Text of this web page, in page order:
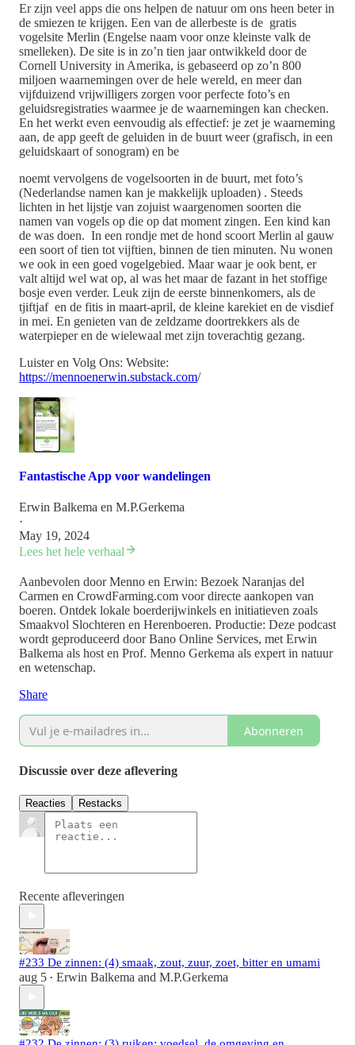
Er zijn veel apps die ons helpen de natuur om ons heen beter in
de smiezen te krijgen. Een van de allerbeste is de gratis
vogelsite Merlin (Engelse naam voor onze kleinste valk de
smelleken). De site is in zo’n tien jaar ontwikkeld door de
Cornell University in Amerika, is gebaseerd op zo’n 800
miljoen waarnemingen over de hele wereld, en meer dan
vijfduizend vrijwilligers zorgen voor perfecte foto’s en
geluidsregistraties waarmee je de waarnemingen kan checken.
En het werkt even eenvoudig als effectief: je zet je waarneming
aan, de app geeft de geluiden in de buurt weer (grafisch, in een
geluidskaart of sonogram) en be
noemt vervolgens de vogelsoorten in de buurt, met foto’s
(Nederlandse namen kan je makkelijk uploaden) . Steeds
lichten in het lijstje van zojuist waargenomen soorten die
namen van vogels op die op dat moment zingen. Een kind kan
de was doen. In een rondje met de hond scoort Merlin al gauw
een soort of tien tot vijftien, binnen de tien minuten. Nu wonen
we ook in een goed vogelgebied. Maar waar je ook bent, er
valt altijd wel wat op, al was het maar de fazant in het stoffige
bosje even verder. Leuk zijn de eerste binnenkomers, als de
tjiftjaf en de fitis in maart-april, de kleine karekiet en de visdief
in mei. En genieten van de zeldzame doortrekkers als de
waterpieper en de wielewaal met zijn toverachtig gezang.
Luister en Volg Ons: Website:
⁠⁠⁠https://mennoenerwin.substack.com⁠⁠⁠/
Fantastische App voor wandelingen
Erwin Balkema en M.P.Gerkema
·
May 19, 2024
Lees het hele verhaal
Aanbevolen door Menno en Erwin: Bezoek Naranjas del
Carmen en CrowdFarming.com voor directe aankopen van
boeren. Ontdek lokale boerderijwinkels en initiatieven zoals
Smaakvol Slochteren en Herenboeren. Productie: Deze podcast
wordt geproduceerd door Bano Online Services, met Erwin
Balkema als host en Prof. Menno Gerkema als expert in natuur
en wetenschap.
Share
Abonneren
Discussie over deze aflevering
Reacties Restacks
Recente afleveringen
#233 De zinnen: (4) smaak, zout, zuur, zoet, bitter en umami
aug 5 • Erwin Balkema and M.P.Gerkema